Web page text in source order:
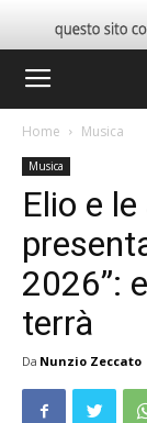
Home Musica
Musica
Elio e
2026”:
terrà
Da Nunzio Zeccato